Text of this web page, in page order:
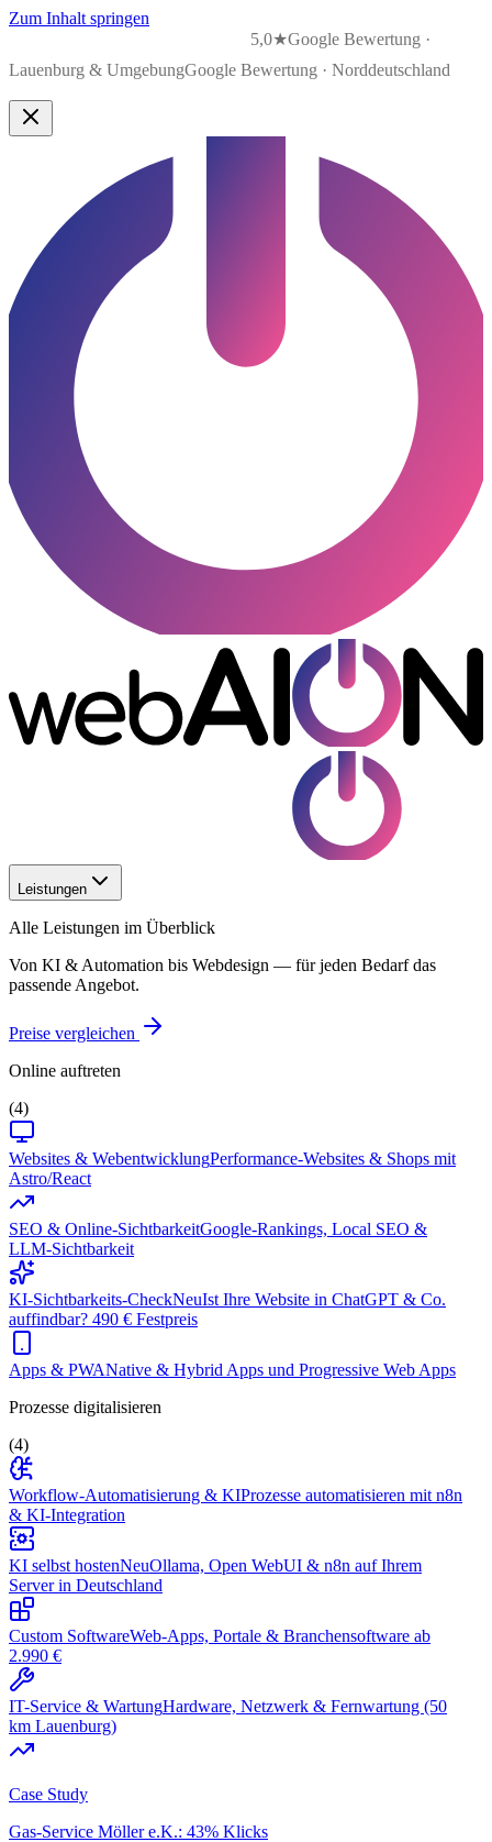
Zum Inhalt springen
5,0★Google Bewertung ·
Lauenburg & UmgebungGoogle Bewertung · Norddeutschland
Leistungen
Alle Leistungen im Überblick
Von KI & Automation bis Webdesign — für jeden Bedarf das
passende Angebot.
Preise vergleichen
Online auftreten
(4)
Websites & WebentwicklungPerformance-Websites & Shops mit
Astro/React
SEO & Online-SichtbarkeitGoogle-Rankings, Local SEO &
LLM-Sichtbarkeit
KI-Sichtbarkeits-CheckNeuIst Ihre Website in ChatGPT & Co.
auffindbar? 490 € Festpreis
Apps & PWANative & Hybrid Apps und Progressive Web Apps
Prozesse digitalisieren
(4)
Workflow-Automatisierung & KIProzesse automatisieren mit n8n
& KI-Integration
KI selbst hostenNeuOllama, Open WebUI & n8n auf Ihrem
Server in Deutschland
Custom SoftwareWeb-Apps, Portale & Branchensoftware ab
2.990 €
IT-Service & WartungHardware, Netzwerk & Fernwartung (50
km Lauenburg)
Case Study
Gas-Service Möller e.K.: 43% Klicks